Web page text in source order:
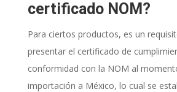
certificado NOM?
Para ciertos productos, es un
presentar el certificado de
conformidad con la NOM al
importación a México, lo cual se